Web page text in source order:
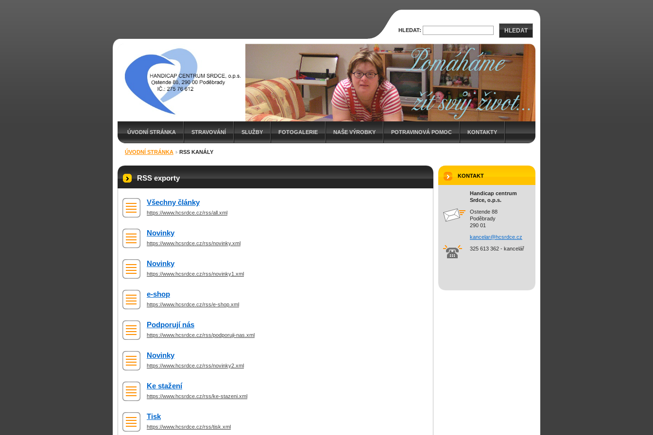
ÚVODNÍ STRÁNKA STRAVOVÁNÍ SLUŽBY FOTOGALERIE NAŠE VÝROBKY POTRAVINOVÁ POMOC KONTAKTY
PODPORUJÍ NÁS POŘÍZENÍ NÍZKOEMISNÍCH AUTOMOBILŮ PRO HANDICAP CENTRUM SRDCE, O.P.S.
ÚVODNÍ STRÁNKA RSS KANÁLY
RSS exporty
Všechny články
https://www.hcsrdce.cz/rss/all.xml
Novinky
https://www.hcsrdce.cz/rss/novinky.xml
Novinky
https://www.hcsrdce.cz/rss/novinky1.xml
e-shop
https://www.hcsrdce.cz/rss/e-shop.xml
Podporují nás
https://www.hcsrdce.cz/rss/podporuji-nas.xml
Novinky
https://www.hcsrdce.cz/rss/novinky2.xml
Ke stažení
https://www.hcsrdce.cz/rss/ke-stazeni.xml
Tisk
https://www.hcsrdce.cz/rss/tisk.xml
KONTAKT
Handicap centrum
Srdce, o.p.s.
Ostende 88
Poděbrady
290 01
kancelar@hcsrdce.cz
325 613 362 - kancelář
HLEDAT: HLEDAT